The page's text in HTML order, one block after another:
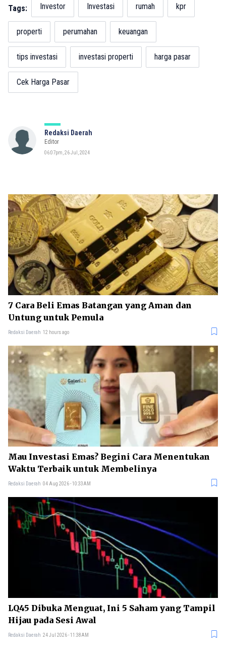
Tags: Investor Investasi rumah kpr
properti perumahan keuangan
tips investasi investasi properti harga pasar
Cek Harga Pasar
Redaksi Daerah
Editor
06:07pm, 26 Jul, 2024
7 Cara Beli Emas Batangan yang Aman dan
Untung untuk Pemula
Redaksi Daerah 12 hours ago
Mau Investasi Emas? Begini Cara Menentukan
Waktu Terbaik untuk Membelinya
Redaksi Daerah 04 Aug 2026 - 10:33AM
LQ45 Dibuka Menguat, Ini 5 Saham yang Tampil
Hijau pada Sesi Awal
Redaksi Daerah 24 Jul 2026 - 11:38AM